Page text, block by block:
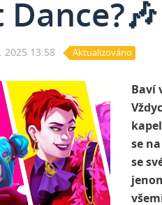
Dance?🎶
2025 13:58 Aktualizováno
Baví
se
se